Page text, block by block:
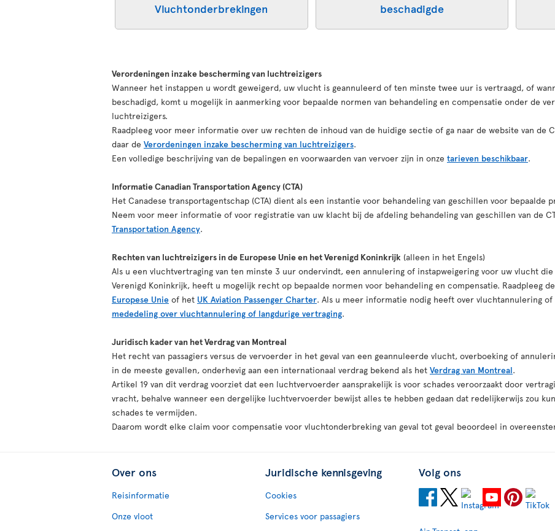
Vluchtonderbrekingen
beschadigde
Verordeningen inzake bescherming van luchtreizigers
Wanneer het instappen u wordt geweigerd, uw vlucht is geannuleerd of ten minste twee uur is vertraagd, of
beschadigd, komt u mogelijk in aanmerking voor bepaalde normen van behandeling en compensatie onder de
luchtreizigers.
Raadpleeg voor meer informatie over uw rechten de inhoud van de huidige sectie of ga naar de website van de
daar de Verordeningen inzake bescherming van luchtreizigers.
Een volledige beschrijving van de bepalingen en voorwaarden van vervoer zijn in onze tarieven beschikbaar.
Informatie Canadian Transportation Agency (CTA)
Het Canadese transportagentschap (CTA) dient als een instantie voor behandeling van geschillen voor
Neem voor meer informatie of voor registratie van uw klacht bij de afdeling behandeling van geschillen van de
Transportation Agency.
Rechten van luchtreizigers in de Europese Unie en het Verenigd Koninkrijk (alleen in het Engels)
Als u een vluchtvertraging van ten minste 3 uur ondervindt, een annulering of instapweigering voor uw vlucht
Verenigd Koninkrijk, heeft u mogelijk recht op bepaalde normen voor behandeling en compensatie. Raadpleeg de
Europese Unie of het UK Aviation Passenger Charter. Als u meer informatie nodig heeft over vluchtannulering
mededeling over vluchtannulering of langdurige vertraging.
Juridisch kader van het Verdrag van Montreal
Het recht van passagiers versus de vervoerder in het geval van een geannuleerde vlucht, overboeking of
in de meeste gevallen, onderhevig aan een internationaal verdrag bekend als het Verdrag van Montreal.
Artikel 19 van dit verdrag voorziet dat een luchtvervoerder aansprakelijk is voor schades veroorzaakt door
vracht, behalve wanneer een dergelijke luchtvervoerder bewijst alles te hebben gedaan dat redelijkerwijs zou
schades te vermijden.
Daarom wordt elke claim voor compensatie voor vluchtonderbreking van geval tot geval beoordeel in
Over ons
Reisinformatie
Onze vloot
Juridische kennisgeving
Cookies
Services voor passagiers
Volg ons